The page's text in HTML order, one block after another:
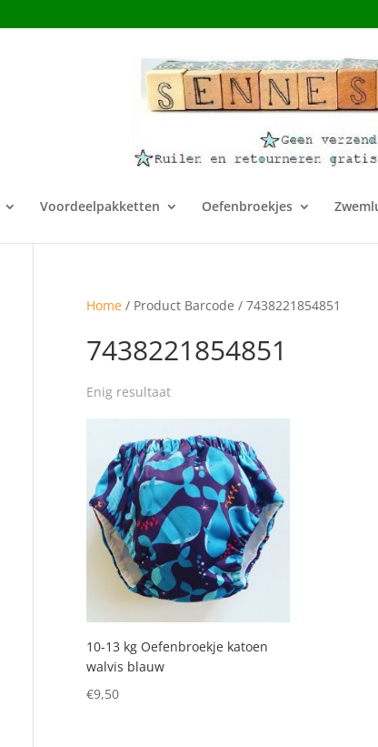
Voordeelpakketten Oefenbroekjes
Home/ Product Barcode / 7438221854851
7438221854851
Enig resultaat
10-13 kg Oefenbroekje katoen
walvis blauw
€9,50